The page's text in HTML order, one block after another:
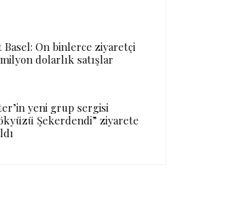
Basel: On binlerce ziyaretçi
dolarlık satışlar
yeni grup sergisi
Şekerdendi” ziyarete